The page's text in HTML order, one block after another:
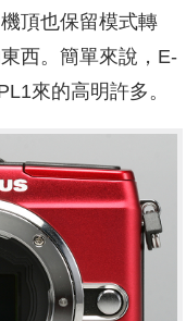
頂也保留模式轉
西。簡單來說，E-
來的高明許多。